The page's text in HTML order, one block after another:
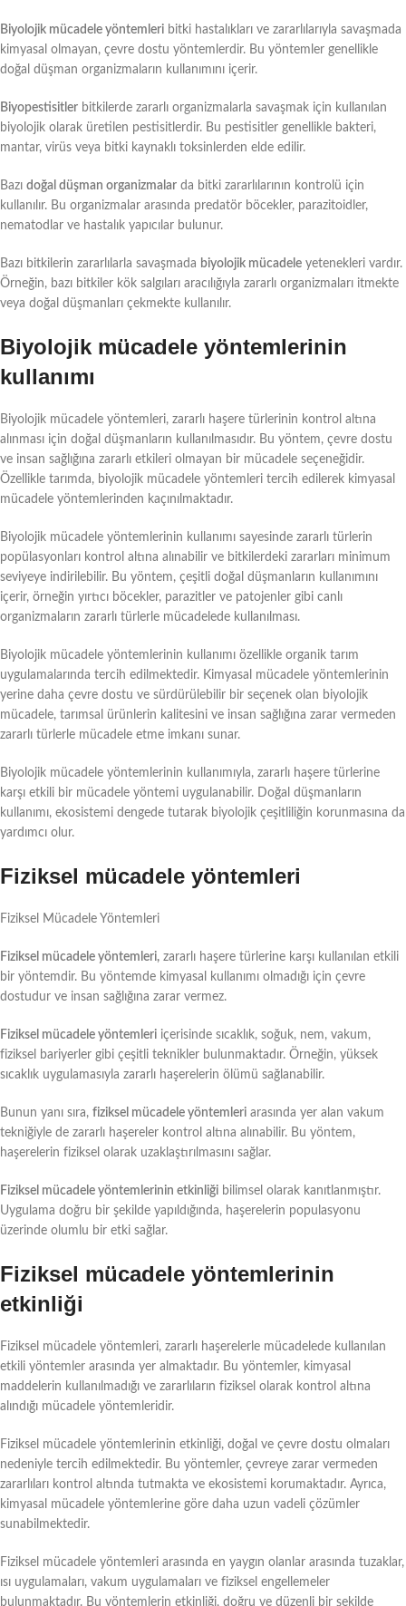
Biyolojik mücadele yöntemleri bitki hastalıkları ve zararlılarıyla savaşmada
kimyasal olmayan, çevre dostu yöntemlerdir. Bu yöntemler genellikle
doğal düşman organizmaların kullanımını içerir.
Biyopestisitler bitkilerde zararlı organizmalarla savaşmak için kullanılan
biyolojik olarak üretilen pestisitlerdir. Bu pestisitler genellikle bakteri,
mantar, virüs veya bitki kaynaklı toksinlerden elde edilir.
Bazı doğal düşman organizmalar da bitki zararlılarının kontrolü için
kullanılır. Bu organizmalar arasında predatör böcekler, parazitoidler,
nematodlar ve hastalık yapıcılar bulunur.
Bazı bitkilerin zararlılarla savaşmada biyolojik mücadele yetenekleri vardır.
Örneğin, bazı bitkiler kök salgıları aracılığıyla zararlı organizmaları itmekte
veya doğal düşmanları çekmekte kullanılır.
Biyolojik mücadele yöntemlerinin
kullanımı
Biyolojik mücadele yöntemleri, zararlı haşere türlerinin kontrol altına
alınması için doğal düşmanların kullanılmasıdır. Bu yöntem, çevre dostu
ve insan sağlığına zararlı etkileri olmayan bir mücadele seçeneğidir.
Özellikle tarımda, biyolojik mücadele yöntemleri tercih edilerek kimyasal
mücadele yöntemlerinden kaçınılmaktadır.
Biyolojik mücadele yöntemlerinin kullanımı sayesinde zararlı türlerin
popülasyonları kontrol altına alınabilir ve bitkilerdeki zararları minimum
seviyeye indirilebilir. Bu yöntem, çeşitli doğal düşmanların kullanımını
içerir, örneğin yırtıcı böcekler, parazitler ve patojenler gibi canlı
organizmaların zararlı türlerle mücadelede kullanılması.
Biyolojik mücadele yöntemlerinin kullanımı özellikle organik tarım
uygulamalarında tercih edilmektedir. Kimyasal mücadele yöntemlerinin
yerine daha çevre dostu ve sürdürülebilir bir seçenek olan biyolojik
mücadele, tarımsal ürünlerin kalitesini ve insan sağlığına zarar vermeden
zararlı türlerle mücadele etme imkanı sunar.
Biyolojik mücadele yöntemlerinin kullanımıyla, zararlı haşere türlerine
karşı etkili bir mücadele yöntemi uygulanabilir. Doğal düşmanların
kullanımı, ekosistemi dengede tutarak biyolojik çeşitliliğin korunmasına da
yardımcı olur.
Fiziksel mücadele yöntemleri
Fiziksel Mücadele Yöntemleri
Fiziksel mücadele yöntemleri, zararlı haşere türlerine karşı kullanılan etkili
bir yöntemdir. Bu yöntemde kimyasal kullanımı olmadığı için çevre
dostudur ve insan sağlığına zarar vermez.
Fiziksel mücadele yöntemleri içerisinde sıcaklık, soğuk, nem, vakum,
fiziksel bariyerler gibi çeşitli teknikler bulunmaktadır. Örneğin, yüksek
sıcaklık uygulamasıyla zararlı haşerelerin ölümü sağlanabilir.
Bunun yanı sıra, fiziksel mücadele yöntemleri arasında yer alan vakum
tekniğiyle de zararlı haşereler kontrol altına alınabilir. Bu yöntem,
haşerelerin fiziksel olarak uzaklaştırılmasını sağlar.
Fiziksel mücadele yöntemlerinin etkinliği bilimsel olarak kanıtlanmıştır.
Uygulama doğru bir şekilde yapıldığında, haşerelerin populasyonu
üzerinde olumlu bir etki sağlar.
Fiziksel mücadele yöntemlerinin
etkinliği
Fiziksel mücadele yöntemleri, zararlı haşerelerle mücadelede kullanılan
etkili yöntemler arasında yer almaktadır. Bu yöntemler, kimyasal
maddelerin kullanılmadığı ve zararlıların fiziksel olarak kontrol altına
alındığı mücadele yöntemleridir.
Fiziksel mücadele yöntemlerinin etkinliği, doğal ve çevre dostu olmaları
nedeniyle tercih edilmektedir. Bu yöntemler, çevreye zarar vermeden
zararlıları kontrol altında tutmakta ve ekosistemi korumaktadır. Ayrıca,
kimyasal mücadele yöntemlerine göre daha uzun vadeli çözümler
sunabilmektedir.
Fiziksel mücadele yöntemleri arasında en yaygın olanlar arasında tuzaklar,
ısı uygulamaları, vakum uygulamaları ve fiziksel engellemeler
bulunmaktadır. Bu yöntemlerin etkinliği, doğru ve düzenli bir şekilde